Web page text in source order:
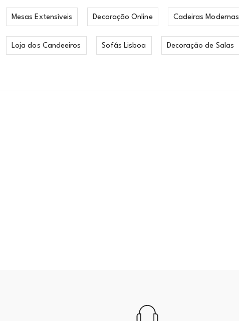
Mesas Extensíveis Decoração Online Cadeiras Modernas
Loja dos Candeeiros Sofás Lisboa Decoração de Salas